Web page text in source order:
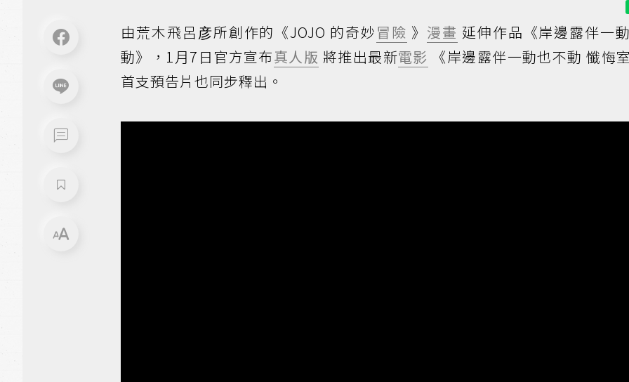
由荒木飛呂彦所創作的《JOJO 的奇妙冒險 》 漫畫 延伸作品《岸邊露伴一
動》，1月7日官方宣布真人版 將推出最新電影 《岸邊露伴一動也不動 懺悔
首支預告片也同步釋出。